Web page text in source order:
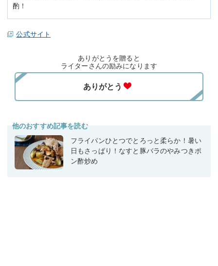
酌！
公式サイト
ありがとうを贈ると
ライターさんの励みになります
他のおすすめ記事を読む
フライパンひとつでとろっと柔らか！暑い
日もさっぱり！なすと豚バラのやみつきポ
ン酢炒め